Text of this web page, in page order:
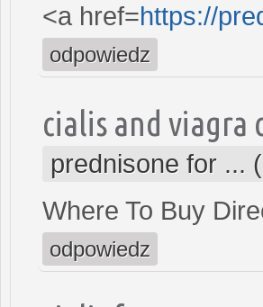
<a href=https://
odpowiedz
cialis and viagra
prednisone for ...
Where To Buy
odpowiedz